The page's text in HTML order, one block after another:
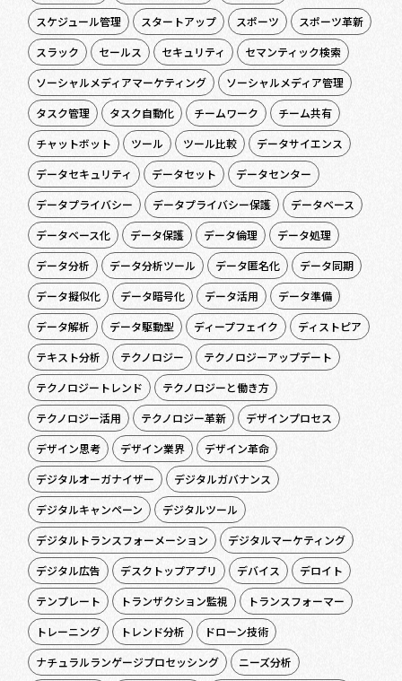
スケジュール管理 スタートアップ スポーツ
スポーツ革新
スラック
セールス セキュリティ
セマンティック検索
ソーシャルメディアマーケティング
ソーシャルメディア管理
タスク管理
タスク自動化 チームワーク
チーム共有
チャットボット
ツール ツール比較
データサイエンス
データセキュリティ
データセット
データセンター
データプライバシー
データプライバシー保護
データベース
データベース化
データ保護 データ倫理
データ処理
データ分析
データ分析ツール データ匿名化
データ同期
データ擬似化
データ暗号化 データ活用
データ準備
データ解析
データ駆動型 ディープフェイク
ディストピア
テキスト分析
テクノロジー
テクノロジーアップデート
テクノロジートレンド
テクノロジーと働き方
テクノロジー活用
テクノロジー革新
デザインプロセス
デザイン思考
デザイン業界
デザイン革命
デジタルオーガナイザー
デジタルガバナンス
デジタルキャンペーン
デジタルツール
デジタルトランスフォーメーション
デジタルマーケティング
デジタル広告
デスクトップアプリ デバイス
デロイト
テンプレート
トランザクション監視
トランスフォーマー
トレーニング
トレンド分析
ドローン技術
ナチュラルランゲージプロセッシング
ニーズ分析